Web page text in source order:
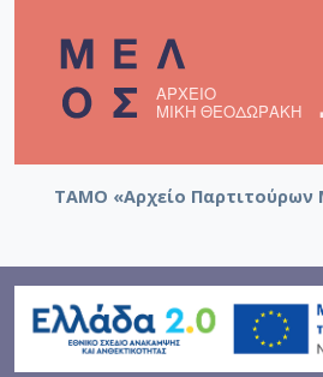
ΤΑΜΟ «Αρχείο Παρτιτούρων